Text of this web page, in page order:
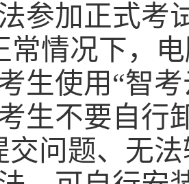
参加正式考
常情况下，
生使用“智
生不要自行
交问题、无